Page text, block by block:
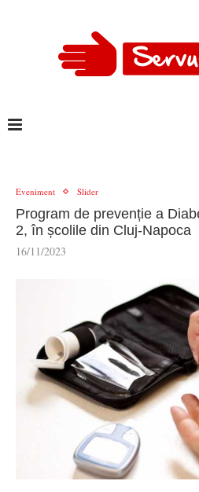
Eveniment Slider
Program de prevenție a
2, în școlile din Cluj-Napoca
16/11/2023